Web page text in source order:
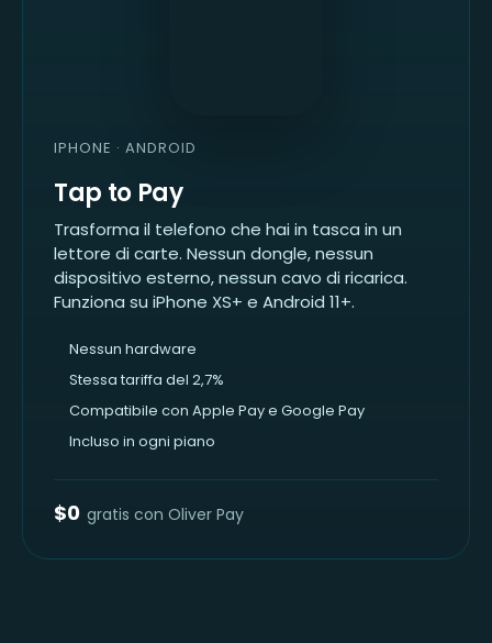
IPHONE · ANDROID
Tap to Pay
Trasforma il telefono che hai in tasca in un
lettore di carte. Nessun dongle, nessun
dispositivo esterno, nessun cavo di ricarica.
Funziona su iPhone XS+ e Android 11+.
Nessun hardware
Stessa tariffa del 2,7%
Compatibile con Apple Pay e Google Pay
Incluso in ogni piano
$0 gratis con Oliver Pay